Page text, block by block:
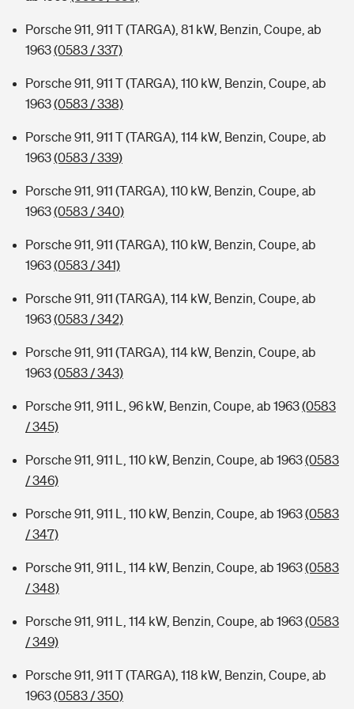
Porsche 911, 911 T (TARGA), 81 kW, Benzin, Coupe, ab
1963(0583 / 337)
Porsche 911, 911 T (TARGA), 110 kW, Benzin, Coupe, ab
1963(0583 / 338)
Porsche 911, 911 T (TARGA), 114 kW, Benzin, Coupe, ab
1963(0583 / 339)
Porsche 911, 911 (TARGA), 110 kW, Benzin, Coupe, ab
1963(0583 / 340)
Porsche 911, 911 (TARGA), 110 kW, Benzin, Coupe, ab
1963(0583 / 341)
Porsche 911, 911 (TARGA), 114 kW, Benzin, Coupe, ab
1963(0583 / 342)
Porsche 911, 911 (TARGA), 114 kW, Benzin, Coupe, ab
1963(0583 / 343)
Porsche 911, 911 L, 96 kW, Benzin, Coupe, ab 1963(0583
/ 345)
Porsche 911, 911 L, 110 kW, Benzin, Coupe, ab 1963(0583
/ 346)
Porsche 911, 911 L, 110 kW, Benzin, Coupe, ab 1963(0583
/ 347)
Porsche 911, 911 L, 114 kW, Benzin, Coupe, ab 1963(0583
/ 348)
Porsche 911, 911 L, 114 kW, Benzin, Coupe, ab 1963(0583
/ 349)
Porsche 911, 911 T (TARGA), 118 kW, Benzin, Coupe, ab
1963(0583 / 350)